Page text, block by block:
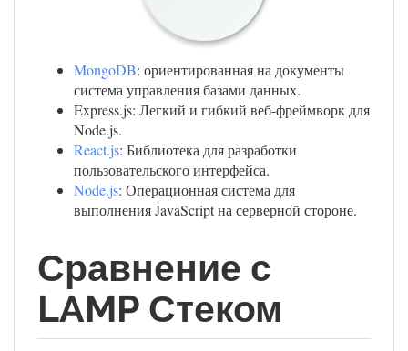
MongoDB: ориентированная на документы
система управления базами данных.
Express.js: Легкий и гибкий веб-фреймворк для
Node.js.
React.js: Библиотека для разработки
пользовательского интерфейса.
Node.js: Операционная система для
выполнения JavaScript на серверной стороне.
Сравнение с
LAMP Стеком